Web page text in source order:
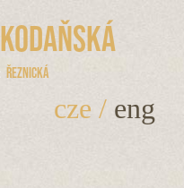
Kodaňská
Řeznická
cze / eng